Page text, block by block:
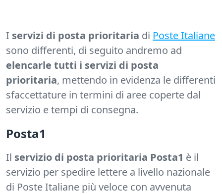
I servizi di posta prioritaria di Poste Italiane
sono differenti, di seguito andremo ad
elencarle tutti i servizi di posta
prioritaria, mettendo in evidenza le differenti
sfaccettature in termini di aree coperte dal
servizio e tempi di consegna.
Posta1
Il servizio di posta prioritaria Posta1 è il
servizio per spedire lettere a livello nazionale
di Poste Italiane più veloce con avvenuta